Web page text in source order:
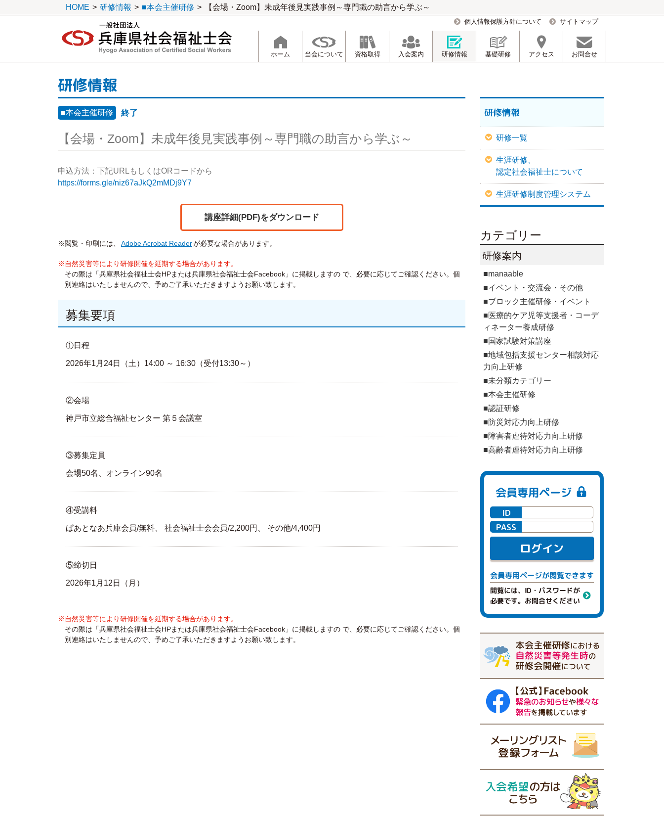
HOME > 研修情報 > ■本会主催研修 > 【会場・Zoom】未成年後見実践事例～専門職の助言から学ぶ～
個人情報保護方針について サイトマップ
一般社団法人 兵庫県社会福祉士会
ホーム 当会について 資格取得 入会案内 研修情報 基礎研修 アクセス お問合せ
研修情報
■本会主催研修 終了
【会場・Zoom】未成年後見実践事例～専門職の助言から学ぶ～
申込方法：下記URLもしくはORコードから
https://forms.gle/niz67aJkQ2mMDj9Y7
講座詳細(PDF)をダウンロード
※閲覧・印刷には、 Adobe Acrobat Readerが必要な場合があります。
※自然災害等により研修開催を延期する場合があります。
その際は「兵庫県社会福祉士会HPまたは兵庫県社会福祉士会Facebook」に掲載しますの で、必要に応じてご確認ください。個
別連絡はいたしませんので、予めご了承いただきますようお願い致します。
募集要項
①日程
2026年1月24日（土）14:00 ～ 16:30（受付13:30～）
②会場
神戸市立総合福祉センター 第５会議室
③募集定員
会場50名、オンライン90名
④受講料
ぱあとなあ兵庫会員/無料、 社会福祉士会会員/2,200円、 その他/4,400円
⑤締切日
2026年1月12日（月）
※自然災害等により研修開催を延期する場合があります。
その際は「兵庫県社会福祉士会HPまたは兵庫県社会福祉士会Facebook」に掲載しますの で、必要に応じてご確認ください。個
別連絡はいたしませんので、予めご了承いただきますようお願い致します。
研修情報
研修一覧
生涯研修、
認定社会福祉士について
生涯研修制度管理システム
カテゴリー
研修案内
■manaable
■イベント・交流会・その他
■ブロック主催研修・イベント
■医療的ケア児等支援者・コーデ
ィネーター養成研修
■国家試験対策講座
■地域包括支援センター相談対応
力向上研修
■未分類カテゴリー
■本会主催研修
■認証研修
■防災対応力向上研修
■障害者虐待対応力向上研修
■高齢者虐待対応力向上研修
会員専用ページ
ID
PASS
ログイン
会員専用ページが閲覧できます
閲覧には、ID・パスワードが
必要です。お問合せください